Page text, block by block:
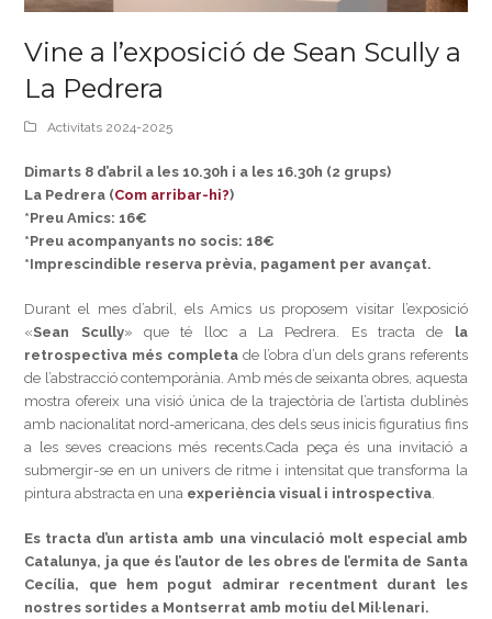
Vine a l’exposició de Sean Scully a
La Pedrera
Activitats 2024-2025
Dimarts 8 d’abril a les 10.30h i a les 16.30h (2 grups)
La Pedrera (Com arribar-hi?)
*Preu Amics: 16€
*Preu acompanyants no socis: 18€
*Imprescindible reserva prèvia, pagament per avançat.
Durant el mes d’abril, els Amics us proposem visitar l’exposició
«Sean Scully» que té lloc a La Pedrera. Es tracta de la
retrospectiva més completa de l’obra d’un dels grans referents
de l’abstracció contemporània. Amb més de seixanta obres, aquesta
mostra ofereix una visió única de la trajectòria de l’artista dublinès
amb nacionalitat nord-americana, des dels seus inicis figuratius fins
a les seves creacions més recents.Cada peça és una invitació a
submergir-se en un univers de ritme i intensitat que transforma la
pintura abstracta en una experiència visual i introspectiva.
Es tracta d’un artista amb una vinculació molt especial amb
Catalunya, ja que és l’autor de les obres de l’ermita de Santa
Cecília, que hem pogut admirar recentment durant les
nostres sortides a Montserrat amb motiu del Mil·lenari.